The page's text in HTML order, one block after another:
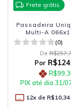
Frete grátis
Passadeira
Multi-A
(0)
De
Por
PIX até dia 31/
12x de R$10,34